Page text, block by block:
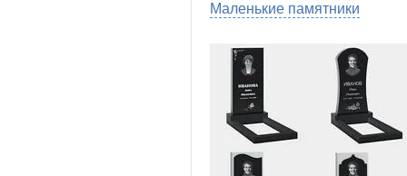
Маленькие памятники